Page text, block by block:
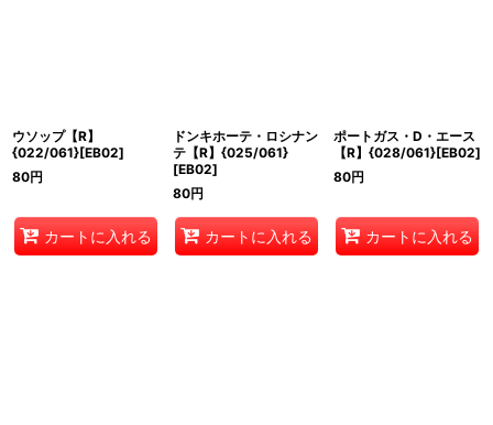
ウソップ【R】
{022/061}[EB02]
80円
カートに入れる
ドンキホーテ・ロシナン
テ【R】{025/061}
[EB02]
80円
カートに入れる
ポートガス・D・エース
【R】{028/061}[EB02]
80円
カートに入れる